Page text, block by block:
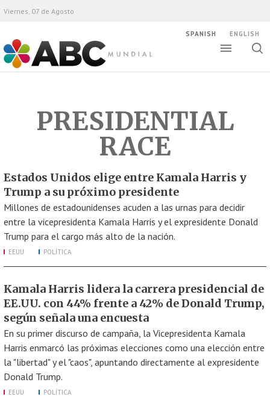
ABC Mundial
Viernes, 07 de Agosto
SPANISH ENGLISH
PRESIDENTIAL
RACE
Estados Unidos elige entre Kamala Harris y
Trump a su próximo presidente
Millones de estadounidenses acuden a las urnas para decidir
entre la vicepresidenta Kamala Harris y el expresidente Donald
Trump para el cargo más alto de la nación.
EEUU POLÍTICA
Kamala Harris lidera la carrera presidencial de
EE.UU. con 44% frente a 42% de Donald Trump,
según señala una encuesta
En su primer discurso de campaña, la Vicepresidenta Kamala
Harris enmarcó las próximas elecciones como una elección entre
la "libertad" y el "caos", apuntando directamente al expresidente
Donald Trump.
EEUU POLÍTICA